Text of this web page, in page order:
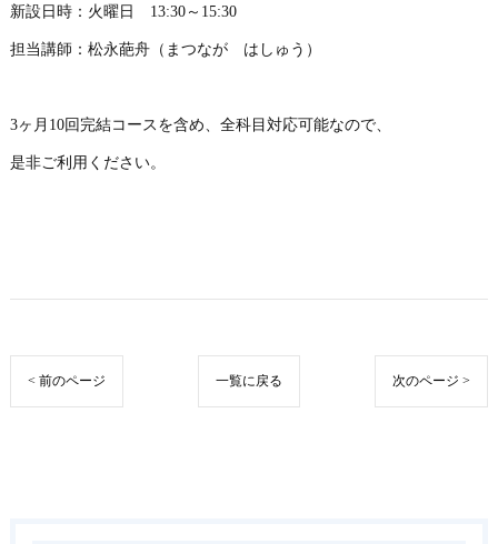
新設日時：火曜日 13:30～15:30
担当講師：松永葩舟（まつなが はしゅう）
3ヶ月10回完結コースを含め、全科目対応可能なので、
是非ご利用ください。
< 前のページ 一覧に戻る 次のページ >